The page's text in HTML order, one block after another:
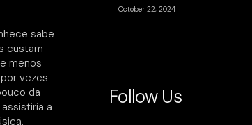
sabe
custam
menos
vezes
da
a
October 22, 2024
Follow Us